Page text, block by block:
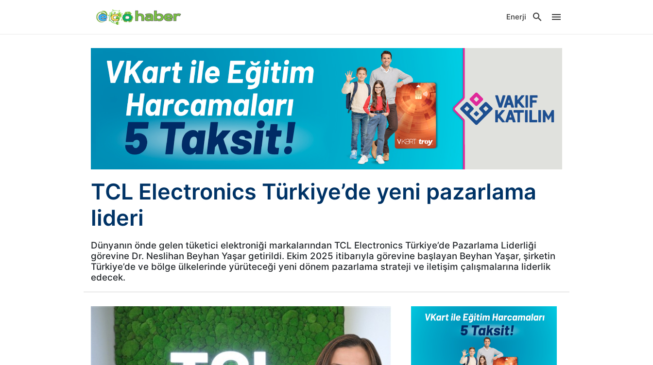
Enerji
TCL Electronics Türkiye’de yeni pazarlama
lideri
Dünyanın önde gelen tüketici elektroniği markalarından TCL Electronics Türkiye’de Pazarlama Liderliği
görevine Dr. Neslihan Beyhan Yaşar getirildi. Ekim 2025 itibarıyla görevine başlayan Beyhan Yaşar, şirketin
Türkiye’de ve bölge ülkelerinde yürüteceği yeni dönem pazarlama strateji ve iletişim çalışmalarına liderlik
edecek.